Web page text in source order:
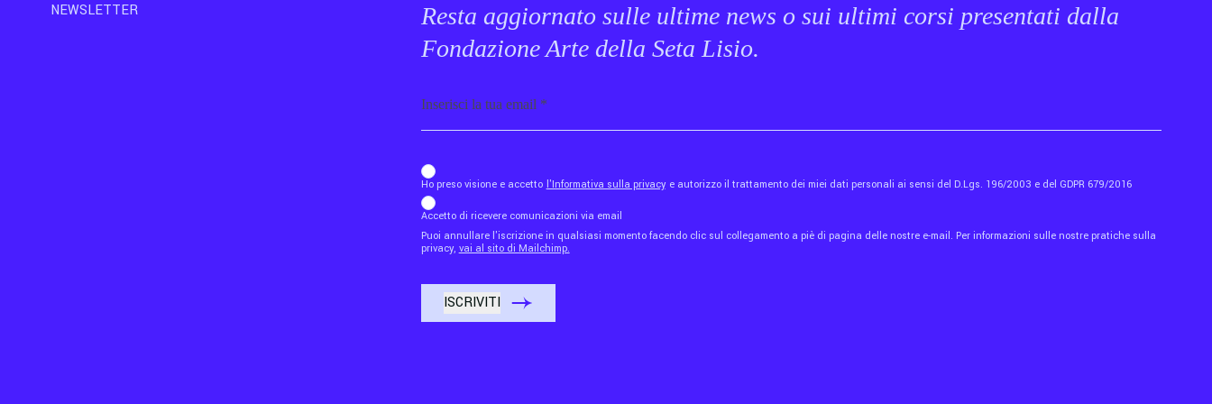
NEWSLETTER
Resta aggiornato sulle ultime news o sui ultimi corsi presentati dalla
Fondazione Arte della Seta Lisio.
b_b43a7bd9734c7124b3be52921_1911023b36
Ho preso visione e accetto l'Informativa sulla privacy e autorizzo il trattamento dei miei dati personali ai sensi del D.Lgs. 196/2003 e del GDPR 679/2016
Accetto di ricevere comunicazioni via email
Puoi annullare l'iscrizione in qualsiasi momento facendo clic sul collegamento a piè di pagina delle nostre e-mail. Per informazioni sulle nostre pratiche sulla
privacy, vai al sito di Mailchimp.